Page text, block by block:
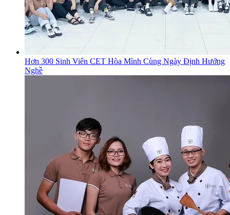
Hơn 300 Sinh Viên CET Hòa Mình Cùng Ngày Định Hướng
Nghề